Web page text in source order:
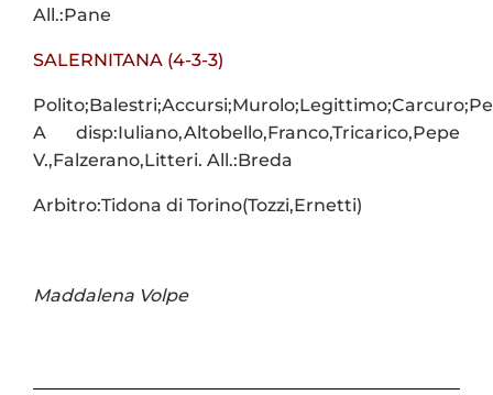
All.:Pane
SALERNITANA (4-3-3)
A disp:Iuliano,Altobello,Franco,Tricarico,Pepe
V.,Falzerano,Litteri. All.:Breda
Arbitro:Tidona di Torino(Tozzi,Ernetti)
Maddalena Volpe